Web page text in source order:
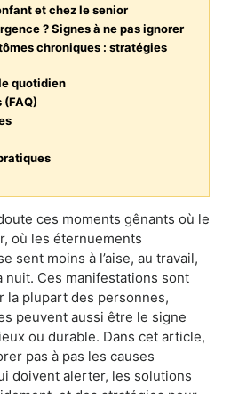
et chez le senior
? Signes à ne pas ignorer
chroniques : stratégies
quotidien
ces moments gênants où le
où les éternuements
sent moins à l’aise, au travail,
nuit. Ces manifestations sont
la plupart des personnes,
peuvent aussi être le signe
ou durable. Dans cet article,
pas à pas les causes
doivent alerter, les solutions